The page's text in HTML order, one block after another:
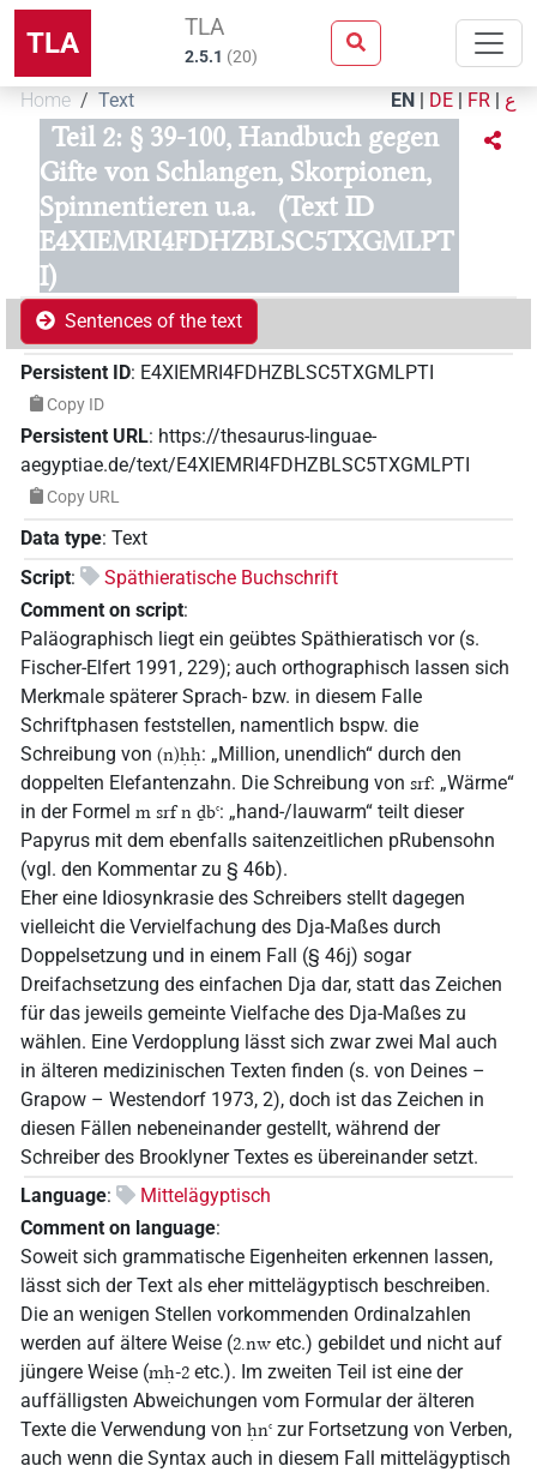
TLA TLA
2.5.1 (20)
Home Text EN | DE | FR | ع
Teil 2: § 39-100, Handbuch gegen
Gifte von Schlangen, Skorpionen,
Spinnentieren u.a.
(Text ID
E4XIEMRI4FDHZBLSC5TXGMLPT
I)
Sentences of the text
Persistent ID: E4XIEMRI4FDHZBLSC5TXGMLPTI
Copy ID
Persistent URL: https://thesaurus-linguae-
aegyptiae.de/text/E4XIEMRI4FDHZBLSC5TXGMLPTI
Copy URL
Data type: Text
Script:
Späthieratische Buchschrift
Comment on script:
Paläographisch liegt ein geübtes Späthieratisch vor (s.
Fischer-Elfert 1991, 229); auch orthographisch lassen sich
Merkmale späterer Sprach- bzw. in diesem Falle
Schriftphasen feststellen, namentlich bspw. die
Schreibung von (n)ḥḥ: „Million, unendlich“ durch den
doppelten Elefantenzahn. Die Schreibung von srf: „Wärme“
in der Formel m srf n ḏbꜥ: „hand-/lauwarm“ teilt dieser
Papyrus mit dem ebenfalls saitenzeitlichen pRubensohn
(vgl. den Kommentar zu § 46b).
Eher eine Idiosynkrasie des Schreibers stellt dagegen
vielleicht die Vervielfachung des Dja-Maßes durch
Doppelsetzung und in einem Fall (§ 46j) sogar
Dreifachsetzung des einfachen Dja dar, statt das Zeichen
für das jeweils gemeinte Vielfache des Dja-Maßes zu
wählen. Eine Verdopplung lässt sich zwar zwei Mal auch
in älteren medizinischen Texten finden (s. von Deines –
Grapow – Westendorf 1973, 2), doch ist das Zeichen in
diesen Fällen nebeneinander gestellt, während der
Schreiber des Brooklyner Textes es übereinander setzt.
Language:
Mittelägyptisch
Comment on language:
Soweit sich grammatische Eigenheiten erkennen lassen,
lässt sich der Text als eher mittelägyptisch beschreiben.
Die an wenigen Stellen vorkommenden Ordinalzahlen
werden auf ältere Weise (2.nw etc.) gebildet und nicht auf
jüngere Weise (mḥ-2 etc.). Im zweiten Teil ist eine der
auffälligsten Abweichungen vom Formular der älteren
Texte die Verwendung von ḥnꜥ zur Fortsetzung von Verben,
auch wenn die Syntax auch in diesem Fall mittelägyptisch